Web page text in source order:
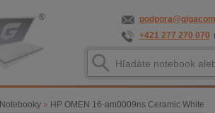
+421 277 270 070
Notebooky» HP OMEN 16-am0009ns Ceramic White